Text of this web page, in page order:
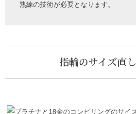
熟練の技術が必要となります。
指輪のサイズ直